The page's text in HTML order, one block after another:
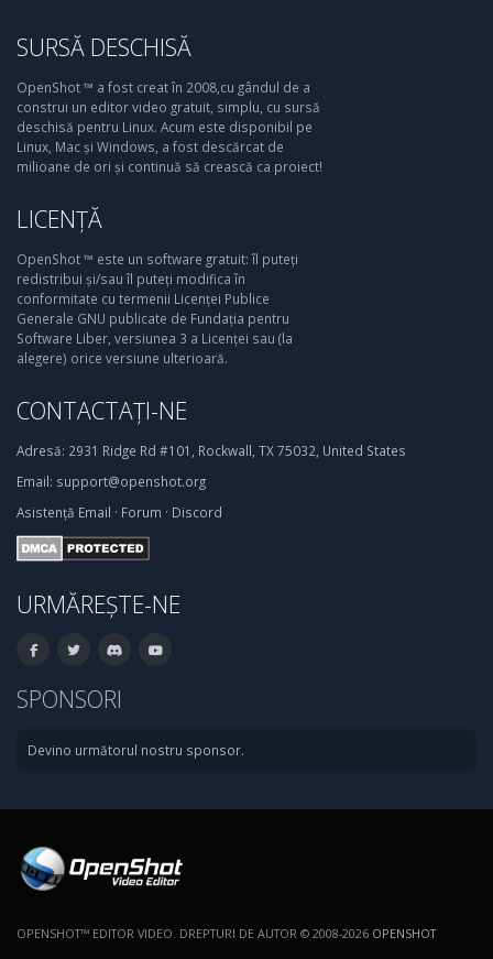
SURSĂ DESCHISĂ
OpenShot ™ a fost creat în 2008,cu gândul de a
construi un editor video gratuit, simplu, cu sursă
deschisă pentru Linux. Acum este disponibil pe
Linux, Mac și Windows, a fost descărcat de
milioane de ori și continuă să crească ca proiect!
LICENȚĂ
OpenShot ™ este un software gratuit: îl puteți
redistribui și/sau îl puteți modifica în
conformitate cu termenii Licenței Publice
Generale GNU publicate de Fundația pentru
Software Liber, versiunea 3 a Licenței sau (la
alegere) orice versiune ulterioară.
CONTACTAȚI-NE
Adresă: 2931 Ridge Rd #101, Rockwall, TX 75032, United States
Email: support@openshot.org
Asistență Email · Forum · Discord
URMĂREȘTE-NE
SPONSORI
Devino următorul nostru sponsor.
OPENSHOT™ EDITOR VIDEO. DREPTURI DE AUTOR © 2008-2026 OPENSHOT